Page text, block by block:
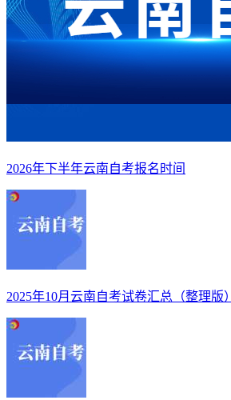
2026年下半年云南自考报名时间
2025年10月云南自考试卷汇总（整理版）